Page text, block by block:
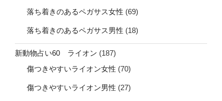
落ち着きのあるペガサス女性 (69)
落ち着きのあるペガサス男性 (18)
新動物占い60 ライオン (187)
傷つきやすいライオン女性 (70)
傷つきやすいライオン男性 (27)